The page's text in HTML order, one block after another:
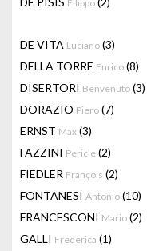
Filippo
DE VITA Luciano (3)
DELLA TORRE Enrico (8)
DISERTORI Benvenuto (3)
DORAZIO Piero (7)
ERNST Max (3)
FAZZINI Pericle (2)
FIEDLER François (2)
FONTANESI Antonio (10)
FRANCESCONI Mario (2)
GALLI Frederica (1)